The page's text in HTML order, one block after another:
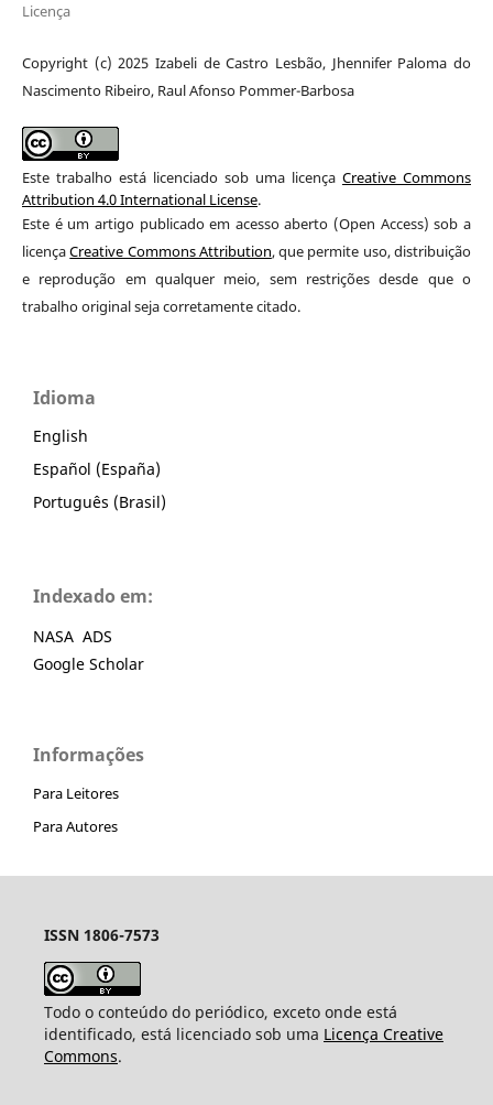
Licença
Copyright (c) 2025 Izabeli de Castro Lesbão, Jhennifer Paloma do
Nascimento Ribeiro, Raul Afonso Pommer-Barbosa
Este trabalho está licenciado sob uma licença Creative Commons
Attribution 4.0 International License.
Este é um artigo publicado em acesso aberto (Open Access) sob a
licençaCreative Commons Attribution, que permite uso, distribuição
e reprodução em qualquer meio, sem restrições desde que o
trabalho original seja corretamente citado.
Idioma
English
Español (España)
Português (Brasil)
Indexado em:
NASA ADS
Google Scholar
Informações
Para Leitores
Para Autores
ISSN 1806-7573
Todo o conteúdo do periódico, exceto onde está
identificado, está licenciado sob uma Licença Creative
Commons.